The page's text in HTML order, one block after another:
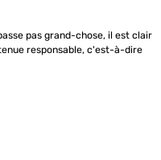
pas grand-chose, il est clair
responsable, c'est-à-dire